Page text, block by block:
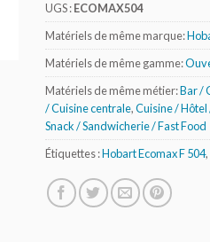
UGS :ECOMAX504
Matériels de même marque:
Matériels de même gamme:
Matériels de même métier:Bar /
/ Cuisine centrale,Cuisine /
Snack / Sandwicherie / Fast Food
Étiquettes :Hobart Ecomax F 504,